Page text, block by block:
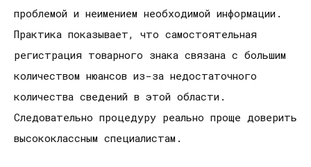
проблемой и неимением необходимой информации.
Практика показывает, что самостоятельная
регистрация товарного знака связана с большим
количеством нюансов из-за недостаточного
количества сведений в этой области.
Следовательно процедуру реально проще доверить
высококлассным специалистам.